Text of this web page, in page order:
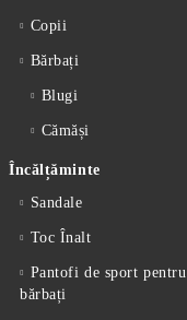
Copii
Bărbați
Blugi
Cămăși
Încălțăminte
Sandale
Toc Înalt
Pantofi de sport pentru
bărbați